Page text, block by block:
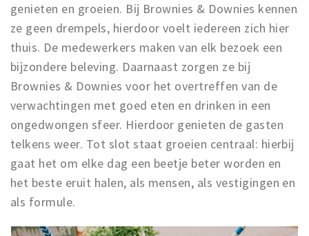
genieten en groeien. Bij Brownies & Downies kennen
ze geen drempels, hierdoor voelt iedereen zich hier
thuis. De medewerkers maken van elk bezoek een
bijzondere beleving. Daarnaast zorgen ze bij
Brownies & Downies voor het overtreffen van de
verwachtingen met goed eten en drinken in een
ongedwongen sfeer. Hierdoor genieten de gasten
telkens weer. Tot slot staat groeien centraal: hierbij
gaat het om elke dag een beetje beter worden en
het beste eruit halen, als mensen, als vestigingen en
als formule.